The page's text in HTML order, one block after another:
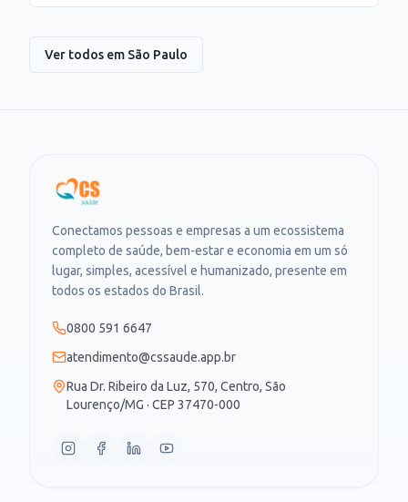
Ver todos em São Paulo
Conectamos pessoas e empresas a um ecossistema
completo de saúde, bem-estar e economia em um só
lugar, simples, acessível e humanizado, presente em
todos os estados do Brasil.
0800 591 6647
atendimento@cssaude.app.br
Rua Dr. Ribeiro da Luz, 570, Centro, São
Lourenço/MG · CEP 37470-000